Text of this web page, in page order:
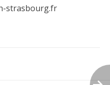
strasbourg.fr